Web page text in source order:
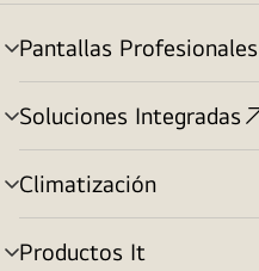
Pantallas Profesionales
cambiar
de
menú
Soluciones Integradas
cambiar
de
menú
Climatización
cambiar
de
menú
Productos It
cambiar